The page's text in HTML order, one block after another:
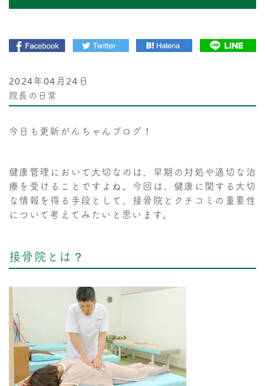
2024年04月24日
院長の日常
今日も更新がんちゃんブログ！
健康管理において大切なのは、早期の対処や適切な治
療を受けることですよね。今回は、健康に関する大切
な情報を得る手段として、接骨院とクチコミの重要性
について考えてみたいと思います。
接骨院とは？